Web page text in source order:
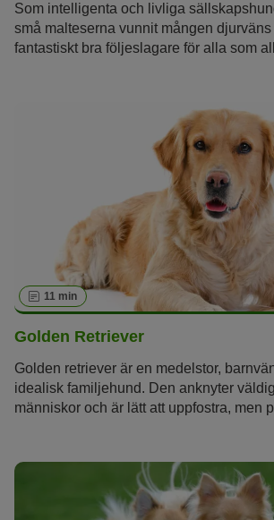
Som intelligenta och livliga
små malteserna vunnit mången
fantastiskt bra följeslagare för alla som
11 min
Golden Retriever
Golden retriever är en medelstor,
idealisk familjehund. Den anknyter
människor och är lätt att uppfostra, men